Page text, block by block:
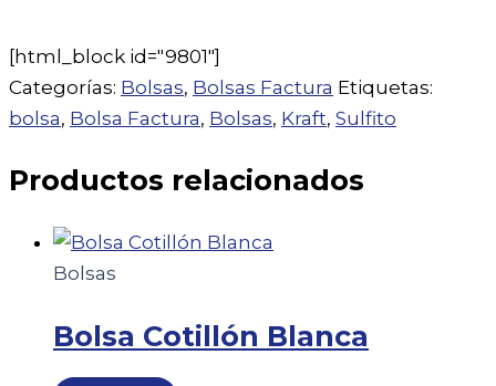
[html_block id="9801"]
Categorías: Bolsas, Bolsas Factura Etiquetas:
bolsa, Bolsa Factura, Bolsas, Kraft, Sulfito
Productos relacionados
Bolsas
Bolsa Cotillón Blanca